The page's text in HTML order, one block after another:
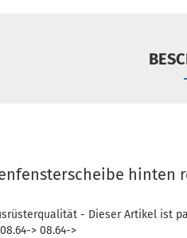
hinten
- Dieser Artikel ist
> 08.64->